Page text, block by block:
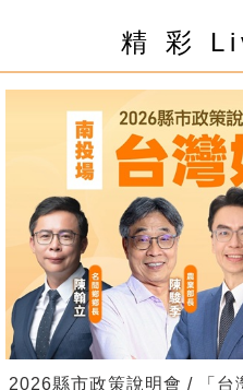
精 彩
2026縣市政策說明會 / 「台